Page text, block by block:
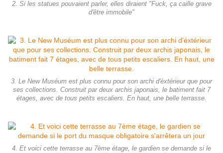
2. Si les statues pouvaient parler, elles diraient "Fuck, ça caille grave
d'être immobile"
3. Le New Muséum est plus connu pour son archi d'éxtérieur que pour
ses collections. Construit par deux archis japonais, le batiment fait 7
étages, avec de tous petits escaliers. En haut, une belle terrasse.
4. Et voici cette terrasse au 7ème étage, le gardien se demande si le